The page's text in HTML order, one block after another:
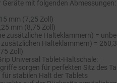
mit folgenden Abmessungen:
mm (7,25 Zoll)
mm (8,75 Zoll)
zusätzliche Halteklammern) =
Halteklammern) =
Zoll)
Universal Tablet-Haltschale:
sorgen für perfekten Sitz des
stabilen Halt der Tablets